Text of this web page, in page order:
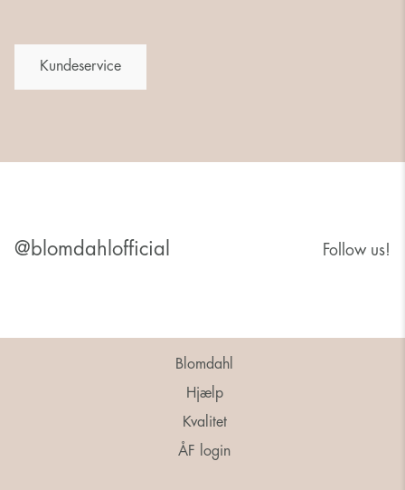
Kundeservice
@blomdahlofficial Follow us!
Blomdahl
Hjælp
Kvalitet
ÅF login